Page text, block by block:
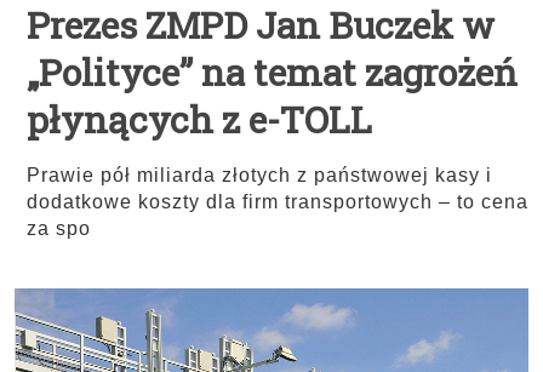
Prezes ZMPD Jan Buczek w
„Polityce” na temat zagrożeń
płynących z e-TOLL
Prawie pół miliarda złotych z państwowej kasy i
dodatkowe koszty dla firm transportowych – to cena
za spo